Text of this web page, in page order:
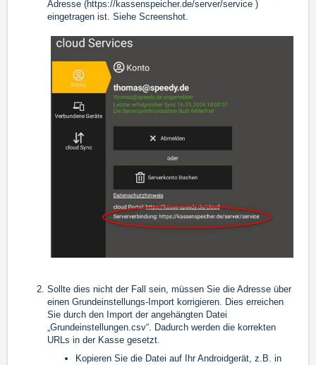
Adresse (https://kassenspeicher.de/server/service )
eingetragen ist. Siehe Screenshot.
Sollte dies nicht der Fall sein, müssen Sie die Adresse über
einen Grundeinstellungs-Import korrigieren. Dies erreichen
Sie durch den Import der angehängten Datei
„Grundeinstellungen.csv“. Dadurch werden die korrekten
URLs in der Kasse gesetzt.
Kopieren Sie die Datei auf Ihr Androidgerät, z.B. in